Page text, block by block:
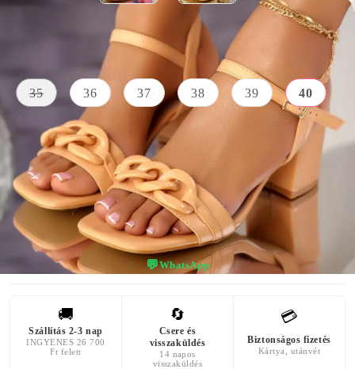
Méret útmutató
35 36 37 38 39 40
SZÍN
barna
KÜLSŐ
ANYAG
Bőr Utánzat
SAROK
MAGASSÁGA
6 centiméter
💬WhatsApp
🚚
Szállítás 2-3 nap
INGYENES 26 700
Ft felett
🔄
Csere és
visszaküldés
14 napos
visszaküldés
💳
Biztonságos fizetés
Kártya, utánvét